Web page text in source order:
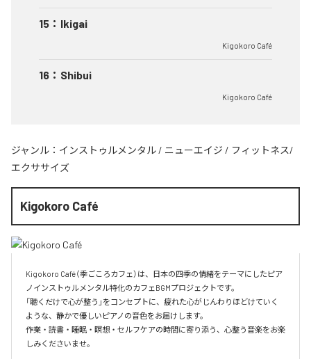
15 ： Ikigai
Kigokoro Café
16 ： Shibui
Kigokoro Café
ジャンル： インストゥルメンタル / ニューエイジ / フィットネス/
エクササイズ
Kigokoro Café
Kigokoro Café（季ごころカフェ）は、日本の四季の情緒をテーマにしたピア
ノインストゥルメンタル特化のカフェBGMプロジェクトです。
「聴くだけで心が整う」をコンセプトに、疲れた心がじんわりほどけていく
ような、静かで優しいピアノの音色をお届けします。
作業・読書・睡眠・瞑想・セルフケアの時間に寄り添う、心整う音楽をお楽
しみくださいませ。